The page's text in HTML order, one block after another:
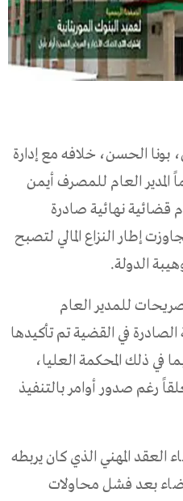
بونا الحسن، خلافه مع إدارة
المدير العام للمصرف أيمن
قضائية نهائية صادرة
إطار النزاع المالي لتصبح
الدولة.
للمدير العام
في القضية تم تأكيدها
ذلك المحكمة العليا،
رغم صدور أوامر بالتنفيذ
العقد المهني الذي كان يربطه
بعد فشل محاولات